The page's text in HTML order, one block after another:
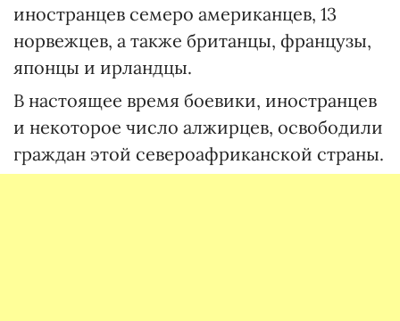
иностранцев семеро американцев, 13
норвежцев, а также британцы, французы,
японцы и ирландцы.
В настоящее время боевики, иностранцев
и некоторое число алжирцев, освободили
граждан этой североафриканской страны.